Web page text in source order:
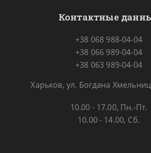
Контактные
+38 068 988-04-04
+38 066 989-04-04
+38 063 989-04-04
Харьков, ул. Богдана
10.00 - 17.00, Пн.-Пт.
10.00 - 14.00, Сб.